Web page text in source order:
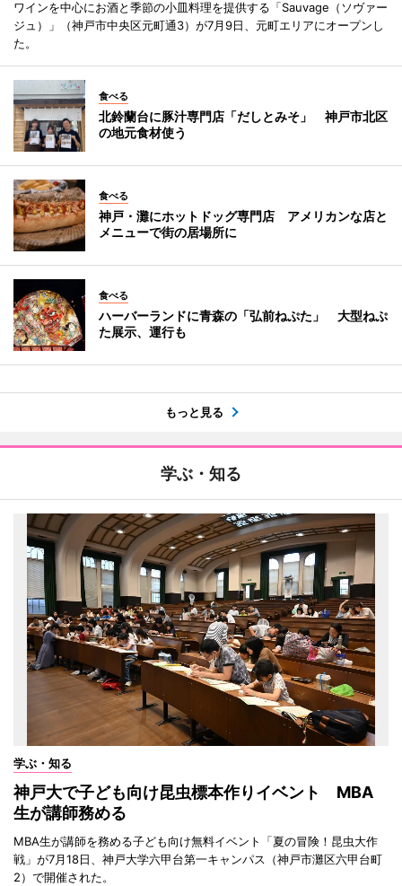
ワインを中心にお酒と季節の小皿料理を提供する「Sauvage（ソヴァー
ジュ）」（神戸市中央区元町通3）が7月9日、元町エリアにオープンし
た。
食べる
北鈴蘭台に豚汁専門店「だしとみそ」 神戸市北区
の地元食材使う
食べる
神戸・灘にホットドッグ専門店 アメリカンな店と
メニューで街の居場所に
食べる
ハーバーランドに青森の「弘前ねぷた」 大型ねぷ
た展示、運行も
もっと見る
学ぶ・知る
学ぶ・知る
神戸大で子ども向け昆虫標本作りイベント MBA
生が講師務める
MBA生が講師を務める子ども向け無料イベント「夏の冒険！昆虫大作
戦」が7月18日、神戸大学六甲台第一キャンパス（神戸市灘区六甲台町
2）で開催された。